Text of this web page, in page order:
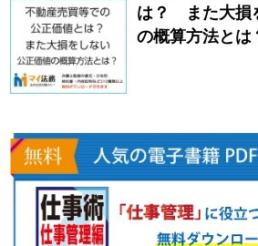
は？ また大損
の概算方法とは